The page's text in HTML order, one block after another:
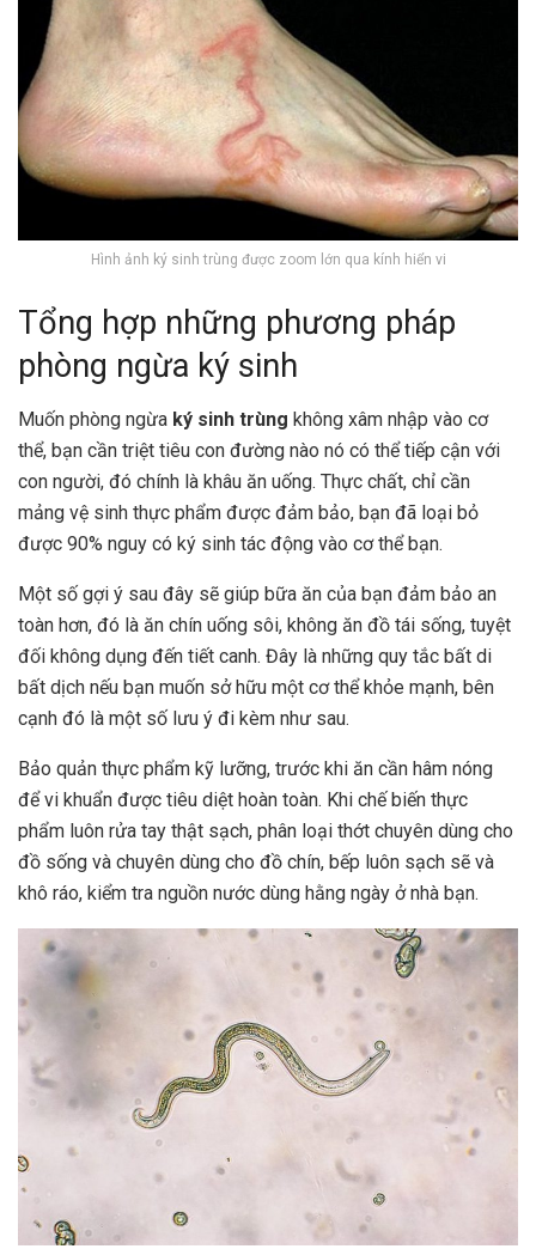
Hình ảnh ký sinh trùng được zoom lớn qua kính hiển vi
Tổng hợp những phương pháp
phòng ngừa ký sinh
Muốn phòng ngừa ký sinh trùng không xâm nhập vào cơ
thể, bạn cần triệt tiêu con đường nào nó có thể tiếp cận với
con người, đó chính là khâu ăn uống. Thực chất, chỉ cần
mảng vệ sinh thực phẩm được đảm bảo, bạn đã loại bỏ
được 90% nguy có ký sinh tác động vào cơ thể bạn.
Một số gợi ý sau đây sẽ giúp bữa ăn của bạn đảm bảo an
toàn hơn, đó là ăn chín uống sôi, không ăn đồ tái sống, tuyệt
đối không dụng đến tiết canh. Đây là những quy tắc bất di
bất dịch nếu bạn muốn sở hữu một cơ thể khỏe mạnh, bên
cạnh đó là một số lưu ý đi kèm như sau.
Bảo quản thực phẩm kỹ lưỡng, trước khi ăn cần hâm nóng
để vi khuẩn được tiêu diệt hoàn toàn. Khi chế biến thực
phẩm luôn rửa tay thật sạch, phân loại thớt chuyên dùng cho
đồ sống và chuyên dùng cho đồ chín, bếp luôn sạch sẽ và
khô ráo, kiểm tra nguồn nước dùng hằng ngày ở nhà bạn.